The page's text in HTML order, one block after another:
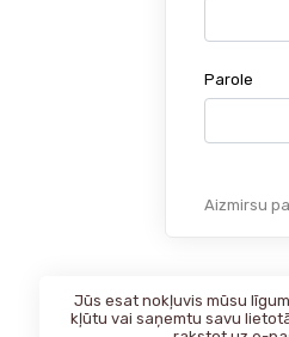
Parole
Aizmirsu
Jūs esat nokļuvis mūsu
kļūtu vai saņemtu savu